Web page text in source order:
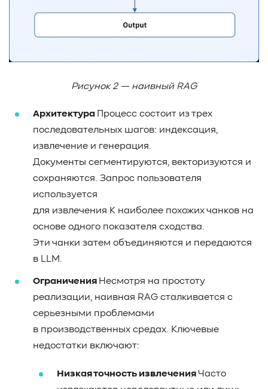
Рисунок 2 — наивный RAG
Архитектура
Процесс состоит из трех
последовательных шагов: индексация,
извлечение и генерация.
Документы сегментируются, векторизуются и
сохраняются. Запрос пользователя
используется
для извлечения K наиболее похожих чанков на
основе одного показателя сходства.
Эти чанки затем объединяются и передаются
в LLM.
Ограничения Несмотря на простоту
реализации, наивная RAG сталкивается с
серьезными проблемами
в производственных средах. Ключевые
недостатки включают:
Низкая точность извлеченияЧасто